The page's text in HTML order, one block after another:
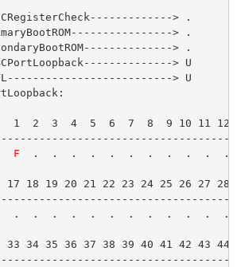
> .
> .
> .
> U
> U
1  2  3  4  5  6  7  8  9 10 11 12
F
.  .  .  .  .  .  .  .  .  .  .
17 18 19 20 21 22 23 24 25 26 27 28
.  .  .  .  .  .  .  .  .  .  .  .
33 34 35 36 37 38 39 40 41 42 43 44